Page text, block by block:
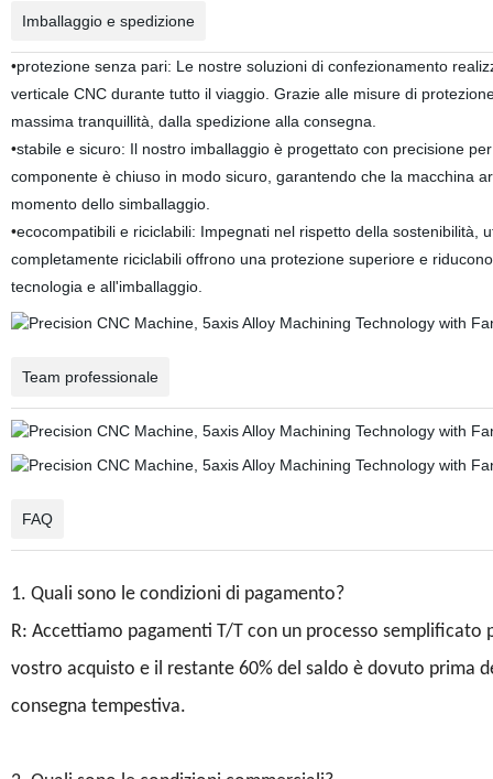
Imballaggio e spedizione
•protezione senza pari: Le nostre soluzioni di confezionamento
verticale CNC durante tutto il viaggio. Grazie alle misure di
massima tranquillità, dalla spedizione alla consegna.
•stabile e sicuro: Il nostro imballaggio è progettato con precisione
componente è chiuso in modo sicuro, garantendo che la macchina
momento dello simballaggio.
•ecocompatibili e riciclabili: Impegnati nel rispetto della sostenibilità,
completamente riciclabili offrono una protezione superiore e
tecnologia e all'imballaggio.
Team professionale
FAQ
1. Quali sono le condizioni di pagamento?
R: Accettiamo pagamenti T/T con un processo
vostro acquisto e il restante 60% del saldo è dovuto prima
consegna tempestiva.